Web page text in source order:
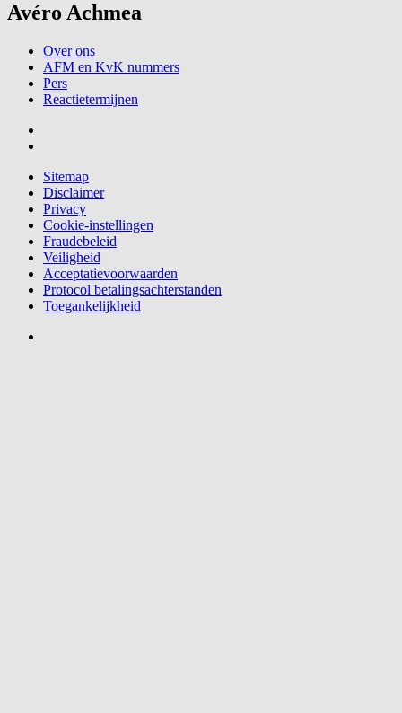
Avéro Achmea
Over ons
AFM en KvK nummers
Pers
Reactietermijnen
Sitemap
Disclaimer
Privacy
Cookie-instellingen
Fraudebeleid
Veiligheid
Acceptatievoorwaarden
Protocol betalingsachterstanden
Toegankelijkheid